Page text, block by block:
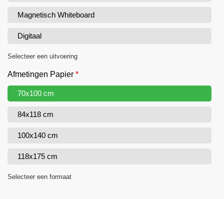
Magnetisch Whiteboard
Digitaal
Selecteer een uitvoering
Afmetingen Papier *
70x100 cm
84x118 cm
100x140 cm
118x175 cm
Selecteer een formaat